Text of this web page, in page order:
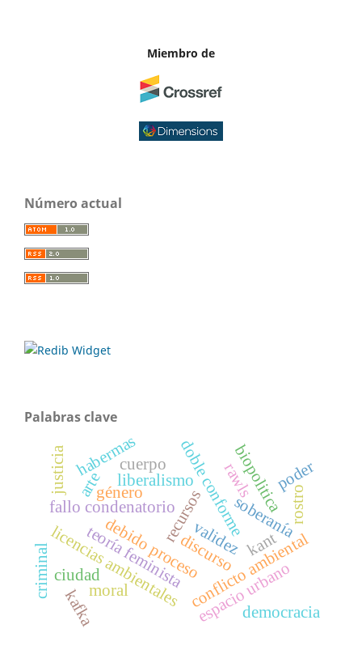
Miembro de
Número actual
Palabras clave
fallo condenatoriorecursos
doble conforme
debido proceso
licencias ambientalesconflicto ambiental
validez
ciudad espacio urbano
género
teoría feminista
soberanía
liberalismo biopolitica
moral
arte
kant
rawls
habermas
democracia
discurso
cuerpo
rostro
criminal
justicia poder
kafka